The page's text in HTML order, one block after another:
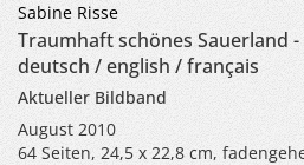
Sabine Risse
Traumhaft schönes Sauerland
deutsch / english / français
Aktueller Bildband
August 2010
64 Seiten, 24,5 x 22,8 cm,